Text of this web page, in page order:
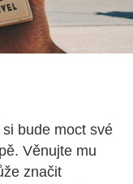
bude moct své
Věnujte mu
značit